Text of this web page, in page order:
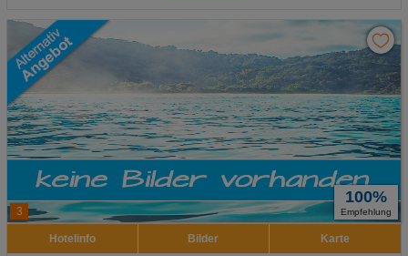
3
100%
Empfehlung
Hotelinfo Bilder Karte